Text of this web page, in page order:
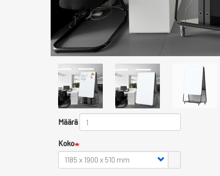
Määrä
Koko